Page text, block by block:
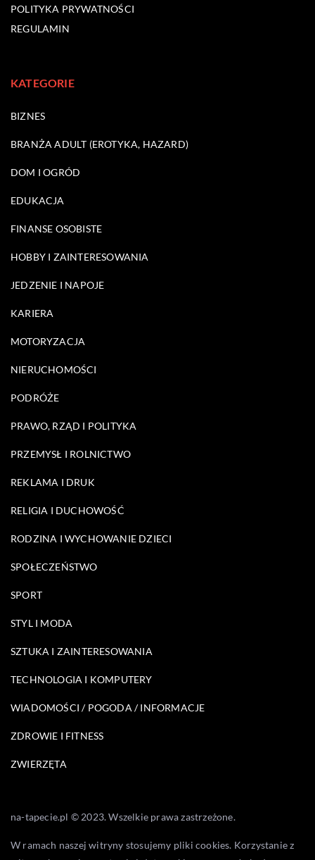
POLITYKA PRYWATNOŚCI
REGULAMIN
KATEGORIE
BIZNES
BRANŻA ADULT (EROTYKA, HAZARD)
DOM I OGRÓD
EDUKACJA
FINANSE OSOBISTE
HOBBY I ZAINTERESOWANIA
JEDZENIE I NAPOJE
KARIERA
MOTORYZACJA
NIERUCHOMOŚCI
PODRÓŻE
PRAWO, RZĄD I POLITYKA
PRZEMYSŁ I ROLNICTWO
REKLAMA I DRUK
RELIGIA I DUCHOWOŚĆ
RODZINA I WYCHOWANIE DZIECI
SPOŁECZEŃSTWO
SPORT
STYL I MODA
SZTUKA I ZAINTERESOWANIA
TECHNOLOGIA I KOMPUTERY
WIADOMOŚCI / POGODA / INFORMACJE
ZDROWIE I FITNESS
ZWIERZĘTA
na-tapecie.pl © 2023. Wszelkie prawa zastrzeżone.
W ramach naszej witryny stosujemy pliki cookies. Korzystanie z